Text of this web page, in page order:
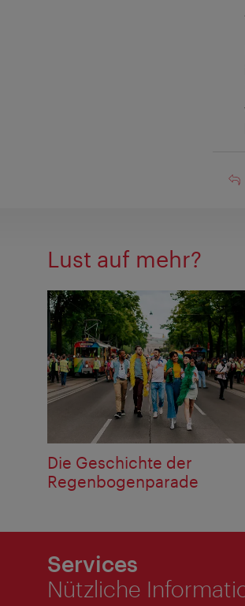
Lust auf mehr?
Die Geschichte der
Regenbogenparade
Services
Nützliche